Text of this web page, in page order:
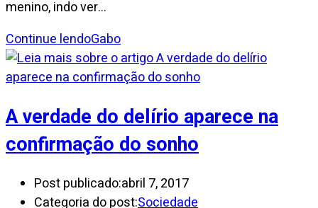
menino, indo ver…
Continue lendoGabo
A verdade do delírio aparece na
confirmação do sonho
Post publicado:abril 7, 2017
Categoria do post:Sociedade